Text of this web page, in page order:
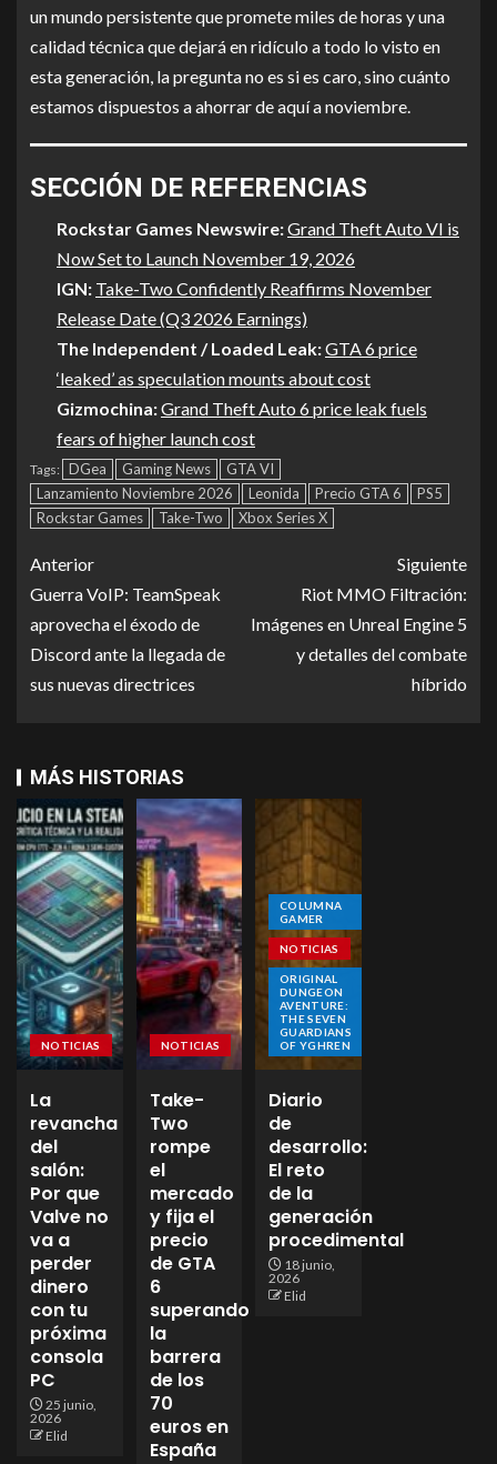
un mundo persistente que promete miles de horas y una
calidad técnica que dejará en ridículo a todo lo visto en
esta generación, la pregunta no es si es caro, sino cuánto
estamos dispuestos a ahorrar de aquí a noviembre.
SECCIÓN DE REFERENCIAS
Rockstar Games Newswire:Grand Theft Auto VI is
Now Set to Launch November 19, 2026
IGN: Take-Two Confidently Reaffirms November
Release Date (Q3 2026 Earnings)
The Independent / Loaded Leak:GTA 6 price
‘leaked’ as speculation mounts about cost
Gizmochina:Grand Theft Auto 6 price leak fuels
fears of higher launch cost
Tags: DGea Gaming News
GTA VI
Lanzamiento Noviembre 2026
Leonida Precio GTA 6
PS5
Rockstar Games
Take-Two Xbox Series X
Anterior
Guerra VoIP: TeamSpeak
aprovecha el éxodo de
Discord ante la llegada de
sus nuevas directrices
Siguiente
Riot MMO Filtración:
Imágenes en Unreal Engine 5
y detalles del combate
híbrido
MÁS HISTORIAS
NOTICIAS
La
revancha
del
salón:
Por que
Valve no
va a
perder
dinero
con tu
próxima
consola
PC
25 junio,
2026
Elid
NOTICIAS
Take-
Two
rompe
el
mercado
y fija el
precio
de GTA
6
superando
la
barrera
de los
70
euros en
España
COLUMNA
GAMER
NOTICIAS
ORIGINAL
DUNGEON
AVENTURE:
THE SEVEN
GUARDIANS
OF YGHREN
Diario
de
desarrollo:
El reto
de la
generación
procedimental
18 junio,
2026
Elid